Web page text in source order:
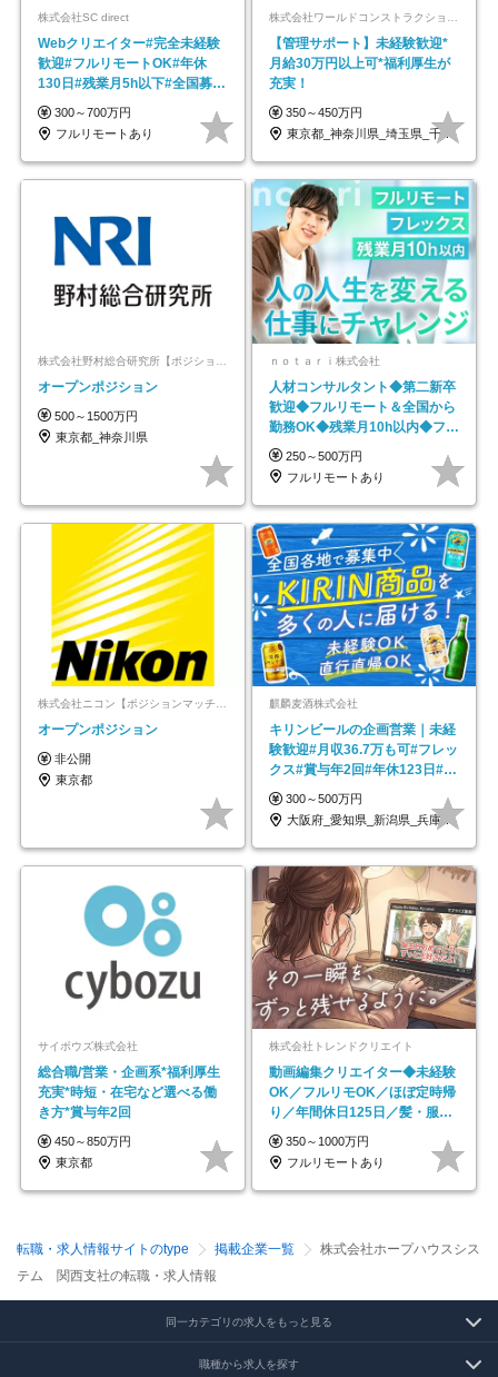
株式会社SC direct
Webクリエイター#完全未経験
歓迎#フルリモートOK#年休
130日#残業月5h以下#全国募集
#最大1年の研修
300～700万円
フルリモートあり
【管理サポート】未経験歓迎*
月給30万円以上可*福利厚生が
充実！
350～450万円
東京都_神奈川県_埼玉県_千葉県_大阪府…
オープンポジション
500～1500万円
東京都_神奈川県
ｎｏｔａｒｉ株式会社
人材コンサルタント◆第二新卒
歓迎◆フルリモート＆全国から
勤務OK◆残業月10h以内◆フレ
ックス制
250～500万円
フルリモートあり
オープンポジション
非公開
東京都
麒麟麦酒株式会社
キリンビールの企画営業｜未経
験歓迎#月収36.7万も可#フレッ
クス#賞与年2回#年休123日#完
全週休2日制
300～500万円
大阪府_愛知県_新潟県_兵庫県_福岡県
サイボウズ株式会社
総合職/営業・企画系*福利厚生
充実*時短・在宅など選べる働
き方*賞与年2回
450～850万円
東京都
株式会社トレンドクリエイト
動画編集クリエイター◆未経験
OK／フルリモOK／ほぼ定時帰
り／年間休日125日／髪・服・
ネイル自由／副業OK
350～1000万円
フルリモートあり
転職・求人情報サイトのtype 掲載企業一覧
株式会社ホープハウスシス
テム 関西支社の転職・求人情報
同一カテゴリの求人をもっと見る
職種から求人を探す